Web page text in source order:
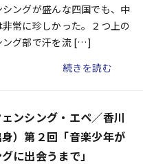
ングが盛んな四国でも、中
常に珍しかった。２つ上の
ング部で汗を流 […]
続きを読む
ンシング・エペ／香川
）第２回「音楽少年が
に出会うまで」